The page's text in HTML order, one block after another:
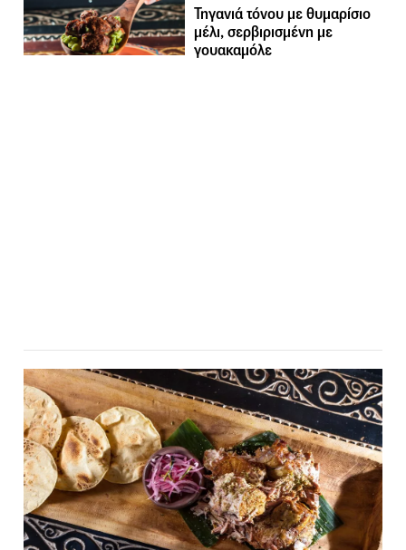
Τηγανιά τόνου με θυμαρίσιο
μέλι, σερβιρισμένη με
γουακαμόλε